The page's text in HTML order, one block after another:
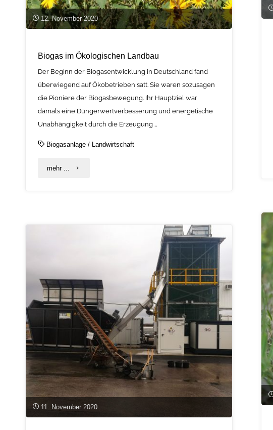
12. November 2020
Biogas im Ökologischen Landbau
Der Beginn der Biogasentwicklung in Deutschland fand
überwiegend auf Ökobetrieben satt. Sie waren sozusagen
die Pioniere der Biogasbewegung. Ihr Hauptziel war
damals eine Düngerwertverbesserung und energetische
Unabhängigkeit durch die Erzeugung …
Biogasanlage / Landwirtschaft
mehr ... "Biogas
11. November 2020